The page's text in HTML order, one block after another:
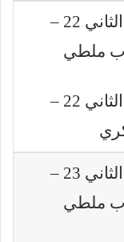
تفسير سفر الملوك الثاني 22 –
ملطي
تفسير سفر الملوك الثاني 22 –
تفسير سفر الملوك الثاني 23 –
ملطي